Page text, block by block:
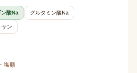
ン酸Na グルタミン酸Na
サン
塩類